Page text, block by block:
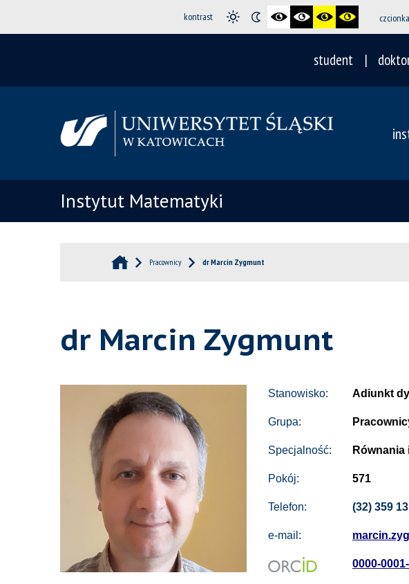
kontrast czcionka
student
Instytut Matematyki
Pracownicy dr Marcin Zygmunt
dr Marcin Zygmunt
Stanowisko:
Grupa:
Specjalność:
Pokój:
Telefon:
e-mail:
Adiunkt
571
(32) 359
0000-